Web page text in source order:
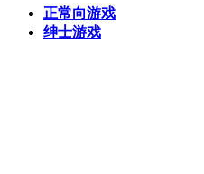
正常向游戏
绅士游戏